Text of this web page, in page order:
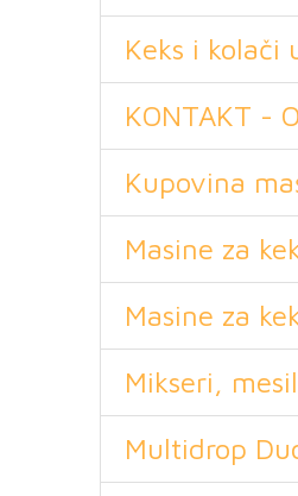
Keks i kolači
KONTAKT -
Kupovina
Masine za
Masine za
Mikseri,
Multidrop